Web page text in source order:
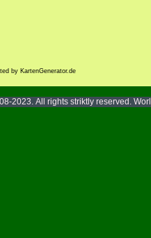
by KartenGenerator.de
2023. All rights striktly reserved.